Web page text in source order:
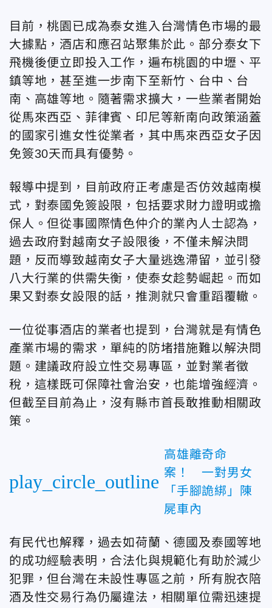
目前，桃園已成為泰女進入台灣情色市場的最
大據點，酒店和應召站聚集於此。部分泰女下
飛機後便立即投入工作，遍布桃園的中壢、平
鎮等地，甚至進一步南下至新竹、台中、台
南、高雄等地。隨著需求擴大，一些業者開始
從馬來西亞、菲律賓、印尼等新南向政策涵蓋
的國家引進女性從業者，其中馬來西亞女子因
免簽30天而具有優勢。
報導中提到，目前政府正考慮是否仿效越南模
式，對泰國免簽設限，包括要求財力證明或擔
保人。但從事國際情色仲介的業內人士認為，
過去政府對越南女子設限後，不僅未解決問
題，反而導致越南女子大量逃逸滯留，並引發
八大行業的供需失衡，使泰女趁勢崛起。而如
果又對泰女設限的話，推測就只會重蹈覆轍。
一位從事酒店的業者也提到，台灣就是有情色
產業市場的需求，單純的防堵措施難以解決問
題。建議政府設立性交易專區，並對業者徵
稅，這樣既可保障社會治安，也能增強經濟。
但截至目前為止，沒有縣市首長敢推動相關政
策。
play_circle_outline
高雄離奇命
案！ 一對男女
「手腳詭綁」陳
屍車內
有民代也解釋，過去如荷蘭、德國及泰國等地
的成功經驗表明，合法化與規範化有助於減少
犯罪，但台灣在未設性專區之前，所有脫衣陪
酒及性交易行為仍屬違法，相關單位需迅速提